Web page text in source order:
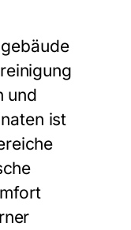
und
ist